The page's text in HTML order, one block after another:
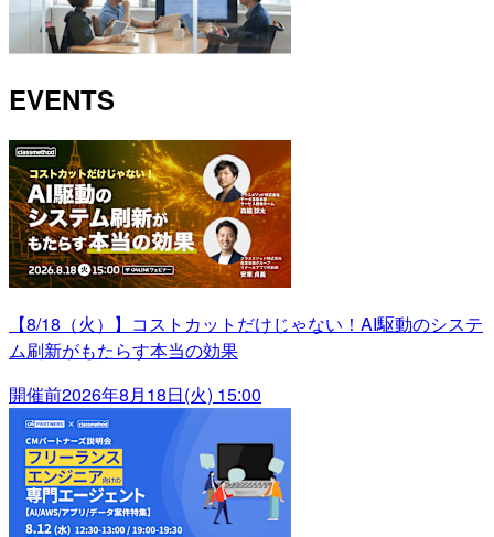
EVENTS
【8/18（火）】コストカットだけじゃない！AI駆動のシステ
ム刷新がもたらす本当の効果
開催前2026年8月18日(火) 15:00